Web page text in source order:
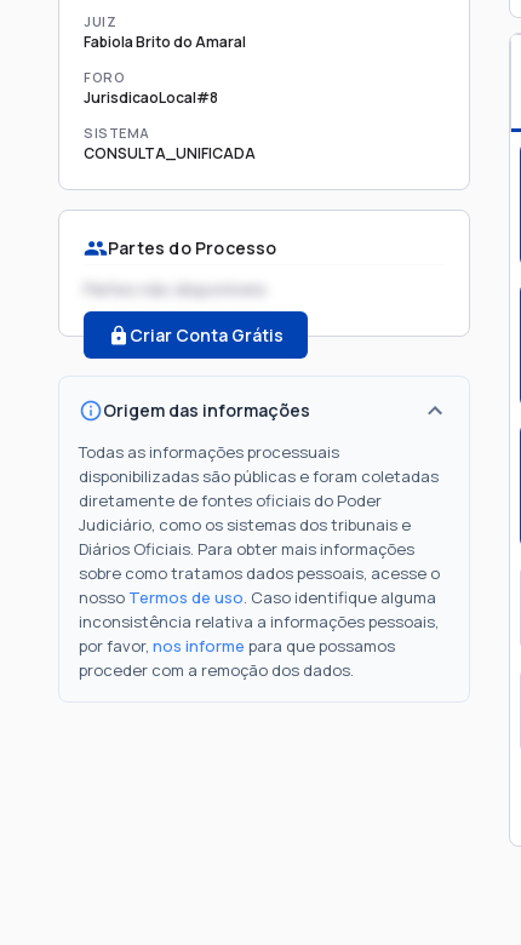
JUIZ
Fabiola Brito do Amaral
FORO
JurisdicaoLocal#8
SISTEMA
CONSULTA_UNIFICADA
Partes do Processo
Partes não disponíveis
Criar Conta Grátis
Origem das informações
Todas as informações processuais
disponibilizadas são públicas e foram coletadas
diretamente de fontes oficiais do Poder
Judiciário, como os sistemas dos tribunais e
Diários Oficiais. Para obter mais informações
sobre como tratamos dados pessoais, acesse o
nosso Termos de uso. Caso identifique alguma
inconsistência relativa a informações pessoais,
por favor, nos informe para que possamos
proceder com a remoção dos dados.